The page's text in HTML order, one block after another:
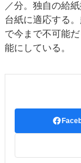
／分。独自の給
台紙に適応する
で今まで不可能
能にしている。